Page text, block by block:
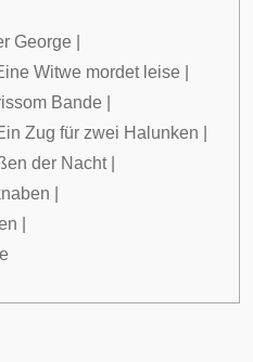
George
Witwe mordet leise
Bande
Zug für zwei Halunken
der Nacht|